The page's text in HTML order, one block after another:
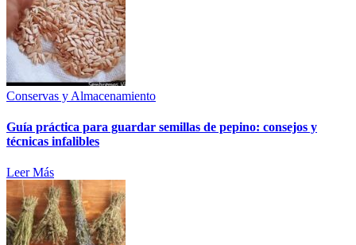
Conservas y Almacenamiento
Guía práctica para guardar semillas de pepino: consejos y
técnicas infalibles
Leer Más